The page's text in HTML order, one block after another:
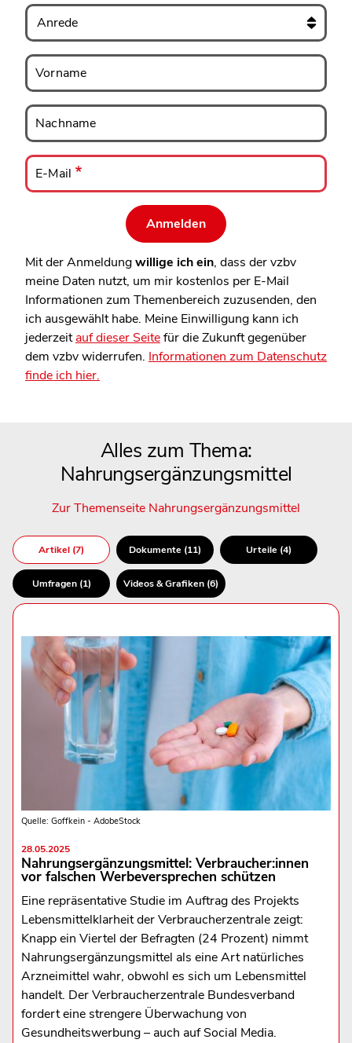
Anrede
Vorname
Vorname
Nachname
Nachname
E-
Mail
E-Mail
Mit der Anmeldungwillige ich ein, dass der vzbv
meine Daten nutzt, um mir kostenlos per E-Mail
Informationen zum Themenbereich zuzusenden, den
ich ausgewählt habe. Meine Einwilligung kann ich
jederzeitauf dieser Seitefür die Zukunft gegenüber
dem vzbv widerrufen. Informationen zum Datenschutz
finde ich hier.
Alles zum Thema:
Nahrungsergänzungsmittel
Zur Themenseite Nahrungsergänzungsmittel
Artikel (7) Dokumente (11) Urteile (4)
Umfragen (1) Videos & Grafiken (6)
Quelle: Goffkein - AdobeStock
28.05.2025
Nahrungsergänzungsmittel: Verbraucher:innen
vor falschen Werbeversprechen schützen
Eine repräsentative Studie im Auftrag des Projekts
Lebensmittelklarheit der Verbraucherzentrale zeigt:
Knapp ein Viertel der Befragten (24 Prozent) nimmt
Nahrungsergänzungsmittel als eine Art natürliches
Arzneimittel wahr, obwohl es sich um Lebensmittel
handelt. Der Verbraucherzentrale Bundesverband
fordert eine strengere Überwachung von
Gesundheitswerbung – auch auf Social Media.